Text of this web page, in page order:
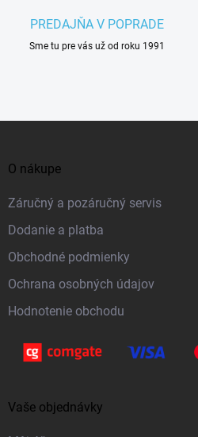
PREDAJŇA V POPRADE
Sme tu pre vás už od roku 1991
p
ä
e
O nákupe
Záručný a pozáručný servis
Dodanie a platba
Obchodné podmienky
Ochrana osobných údajov
Hodnotenie obchodu
Vaše objednávky